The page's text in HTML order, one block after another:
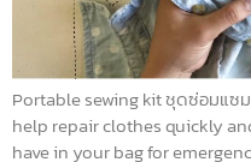
Portable sewing kit ชุดซ่อมแ
help repair clothes quickly
have in your bag for